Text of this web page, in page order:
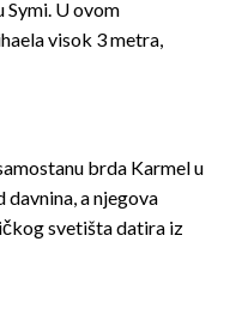
Symi. U ovom
visok 3 metra,
brda Karmel u
a njegova
svetišta datira iz